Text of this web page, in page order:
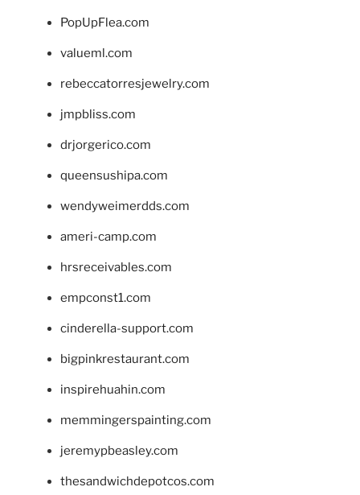
PopUpFlea.com
valueml.com
rebeccatorresjewelry.com
jmpbliss.com
drjorgerico.com
queensushipa.com
wendyweimerdds.com
ameri-camp.com
hrsreceivables.com
empconst1.com
cinderella-support.com
bigpinkrestaurant.com
inspirehuahin.com
memmingerspainting.com
jeremypbeasley.com
thesandwichdepotcos.com